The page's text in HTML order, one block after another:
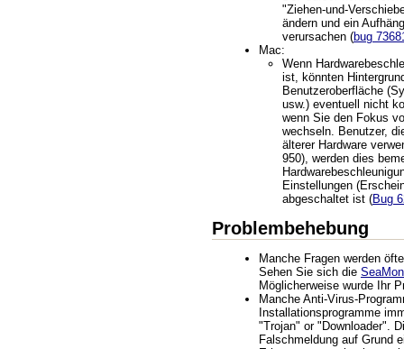
"Ziehen-und-
ändern und ein
verursachen (bug
Mac:
Wenn
ist, könnten
Benutzeroberfläche
usw.) eventuell nicht
wenn Sie den Fokus
wechseln. Benutzer,
älterer Hardware
950), werden dies
Einstellungen
abgeschaltet ist (Bug
Problembehebung
Manche Fragen werden
Sehen Sie sich die
Möglicherweise wurde Ihr
Manche Anti-Virus-
Installationsprogramme
"Trojan" or "Downloader".
Falschmeldung auf Grund